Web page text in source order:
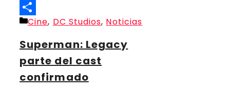
Threads
Compartir
Categorías
Cine, DC Studios, Noticias
Superman: Legacy
parte del cast
confirmado